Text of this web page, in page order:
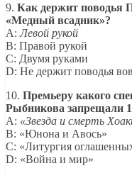
9. Как держит поводья
«Медный всадник»?
A:Левой рукой
B: Правой рукой
C: Двумя руками
D: Не держит поводья
10. Премьеру какого
Рыбникова запрещали
A: «Звезда и смерть
B: «Юнона и Авось»
C: «Литургия
D: «Война и мир»